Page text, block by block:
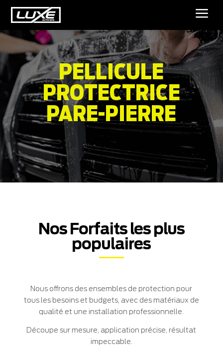
a
PELLICULE
PROTECTRICE
PARE-PIERRE
Nos Forfaits les plus
populaires
Nous offrons des ensembles de protection pour
tous les besoins et budgets, avec des matériaux de
qualité et une installation professionnelle.
Découpe sur mesure, application précise, résultat
impeccable.